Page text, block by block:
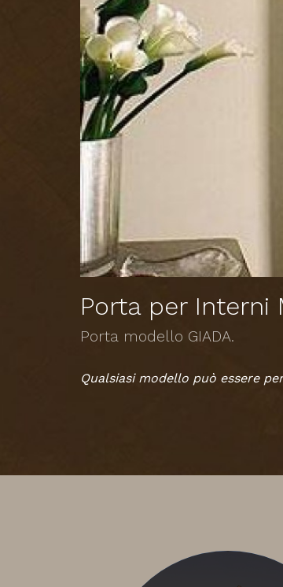
Porta per Interni
Porta modello GIADA.
Qualsiasi modello può essere